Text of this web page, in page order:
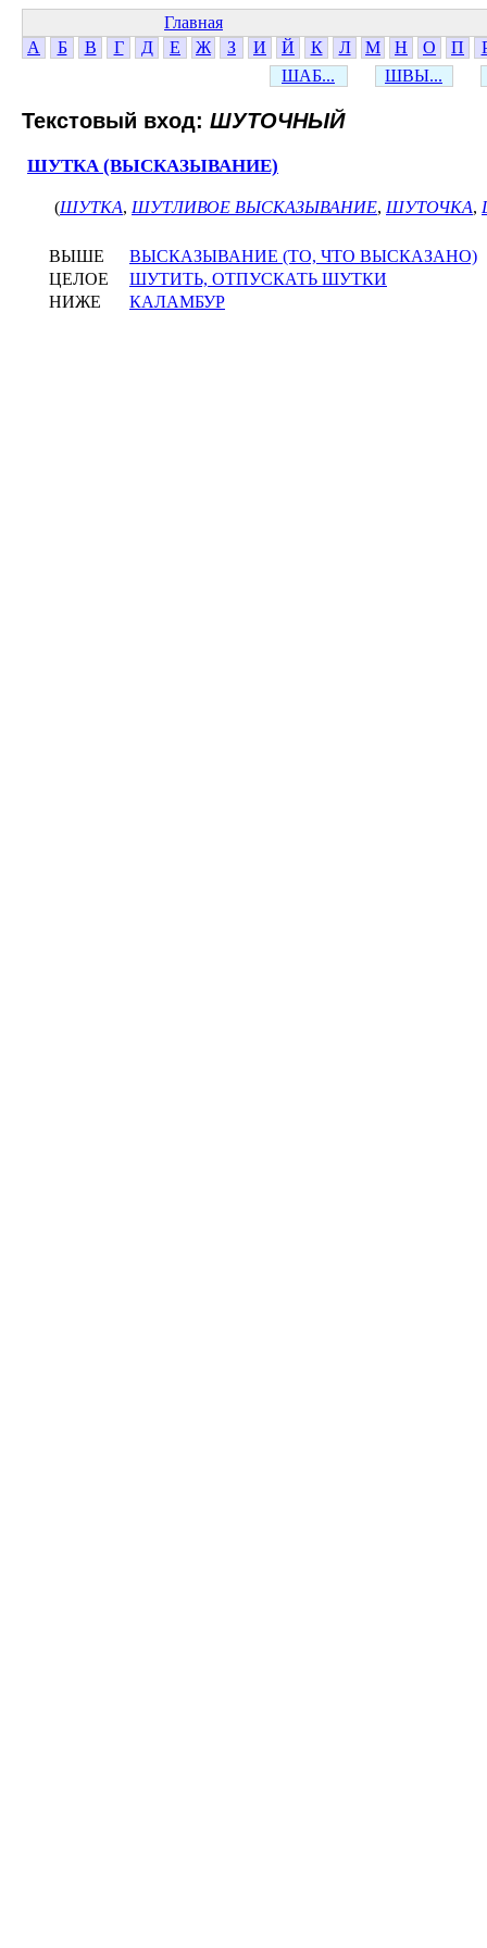
Главная
А
Б В Г Д Е Ж З И Й К Л М Н О П
ШАБ...
ШВЫ...
Текстовый вход: ШУТОЧНЫЙ
ШУТКА (ВЫСКАЗЫВАНИЕ)
(ШУТКА, ШУТЛИВОЕ ВЫСКАЗЫВАНИЕ, ШУТОЧКА,
ВЫШЕ
ВЫСКАЗЫВАНИЕ (ТО, ЧТО ВЫСКАЗАНО)
ЦЕЛОЕ
ШУТИТЬ, ОТПУСКАТЬ ШУТКИ
НИЖЕ
КАЛАМБУР